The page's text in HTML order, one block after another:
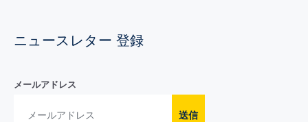
ニュースレター 登録
メールアドレス
送信